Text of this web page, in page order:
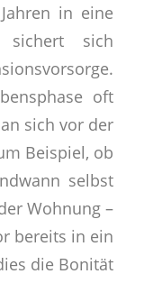
in eine
sichert sich
oft
sich vor der
Beispiel, ob
selbst
Wohnung –
bereits in ein
die Bonität